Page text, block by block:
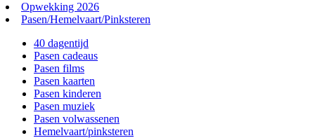
Opwekking 2026
Pasen/Hemelvaart/Pinksteren
40 dagentijd
Pasen cadeaus
Pasen films
Pasen kaarten
Pasen kinderen
Pasen muziek
Pasen volwassenen
Hemelvaart/pinksteren